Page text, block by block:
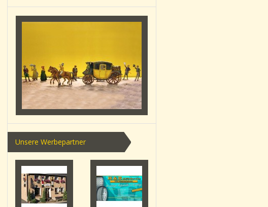
Unsere Werbepartner